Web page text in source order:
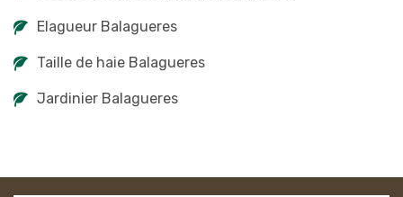
Elagueur Balagueres
Taille de haie Balagueres
Jardinier Balagueres